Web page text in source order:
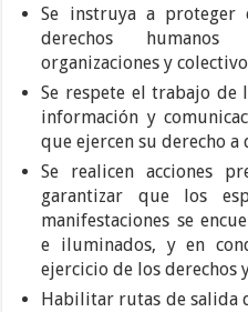
Se instruya a proteger
derechos
organizaciones y
Se respete el trabajo de
información y
que ejercen su derecho a
Se realicen acciones
garantizar que los
manifestaciones se
e iluminados, y en
ejercicio de los derechos
Habilitar rutas de salida